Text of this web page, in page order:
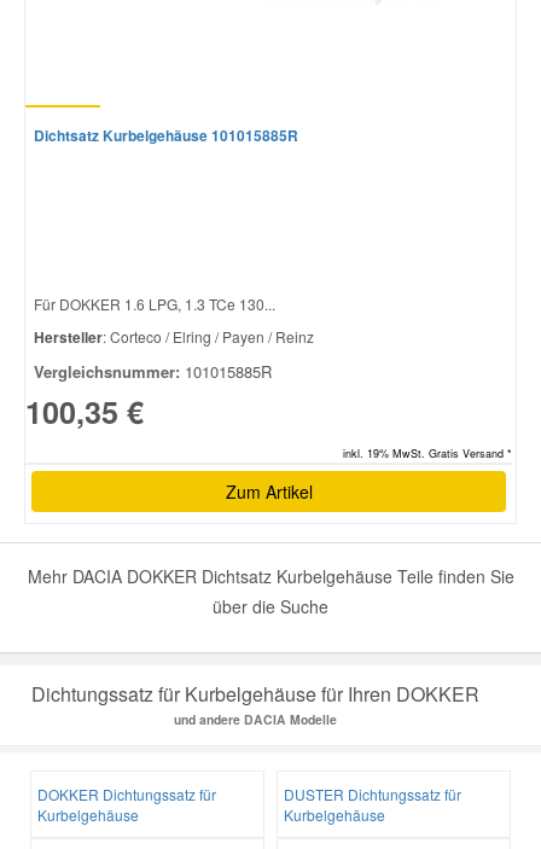
Dichtsatz Kurbelgehäuse 101015885R
Für DOKKER 1.6 LPG, 1.3 TCe 130...
Hersteller: Corteco / Elring / Payen / Reinz
Vergleichsnummer: 101015885R
100,35 €
inkl. 19% MwSt. Gratis Versand *
Zum Artikel
Mehr DACIA DOKKER Dichtsatz Kurbelgehäuse Teile finden Sie
über die Suche
Dichtungssatz für Kurbelgehäuse für Ihren DOKKER
und andere DACIA Modelle
DOKKER Dichtungssatz für
Kurbelgehäuse
DUSTER Dichtungssatz für
Kurbelgehäuse